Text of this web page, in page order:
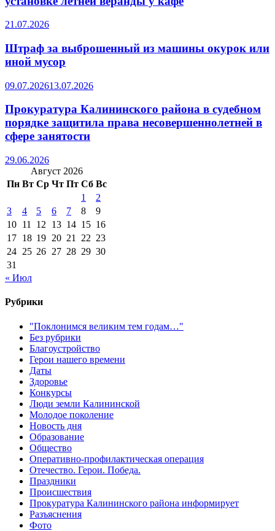
21.07.2026
Штраф за выброшенный из машины окурок или
иной мусор
09.07.202613.07.2026
Прокуратура Калининского района в судебном
порядке защитила права несовершеннолетней в
сфере занятости
29.06.2026
Август 2026
Пн Вт Ср Чт Пт Сб Вс
1
2
3
4 5 6 7 8
9
10 11 12 13 14 15 16
17 18 19 20 21 22 23
24 25 26 27 28 29 30
31
« Июл
Рубрики
"Поклонимся великим тем годам…"
Без рубрики
Благоустройство
Герои нашего времени
Даты
Здоровье
Конкурсы
Люди земли Калининской
Молодое поколение
Новость дня
Образование
Общество
Оперативно-профилактическая операция
Отечество. Герои. Победа.
Праздники
Происшествия
Прокуратура Калининского района информирует
Разъяснения
Фото